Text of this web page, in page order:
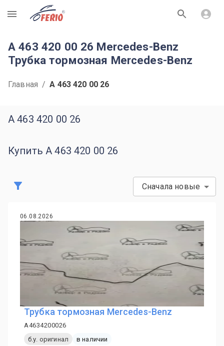
R
A 463 420 00 26 Mercedes-Benz
Трубка тормозная Mercedes-Benz
Главная / A 463 420 00 26
A 463 420 00 26
Купить A 463 420 00 26
Сначала новые
06.08.2026
Трубка тормозная Mercedes-Benz
A4634200026
б.у. оригинал
в наличии